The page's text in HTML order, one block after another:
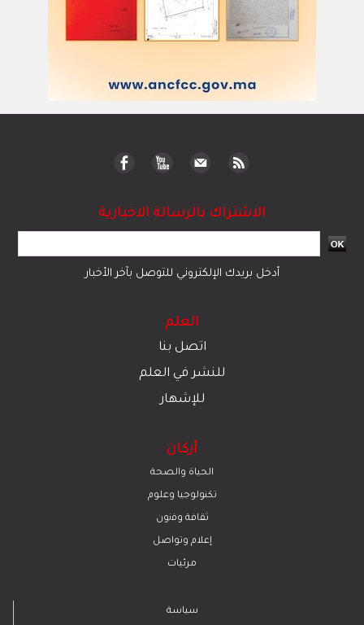
الاشتراك بالرسالة الاخبارية
أدخل بريدك الإلكتروني للتوصل بآخر الأخبار
العلم
اتصل بنا
للنشر في العلم
للإشهار
أركان
الحياة والصحة
تكنولوجيا وعلوم
ﺛﻘﺎﻓﺔ وﻓﻧون
إعلام وتواصل
مرئيات
سياسة